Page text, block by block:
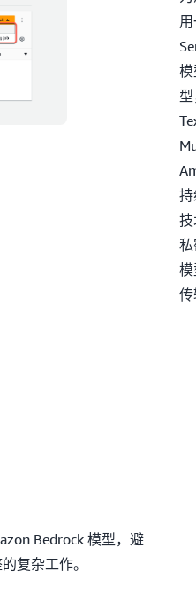
Bedrock 模型，避
复杂工作。